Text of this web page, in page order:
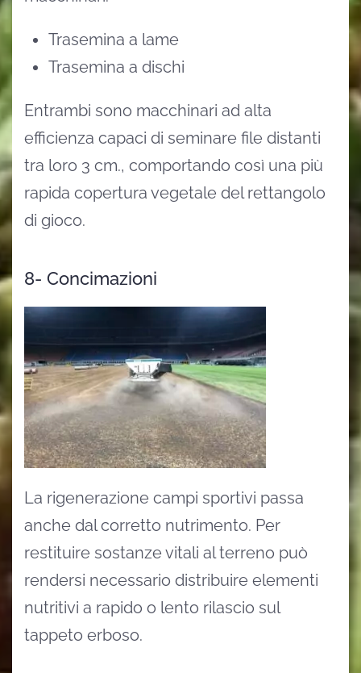
Trasemina a lame
Trasemina a dischi
Entrambi sono macchinari ad alta
efficienza capaci di seminare file distanti
tra loro 3 cm., comportando così una più
rapida copertura vegetale del rettangolo
di gioco.
8- Concimazioni
La rigenerazione campi sportivi passa
anche dal corretto nutrimento. Per
restituire sostanze vitali al terreno può
rendersi necessario distribuire elementi
nutritivi a rapido o lento rilascio sul
tappeto erboso.